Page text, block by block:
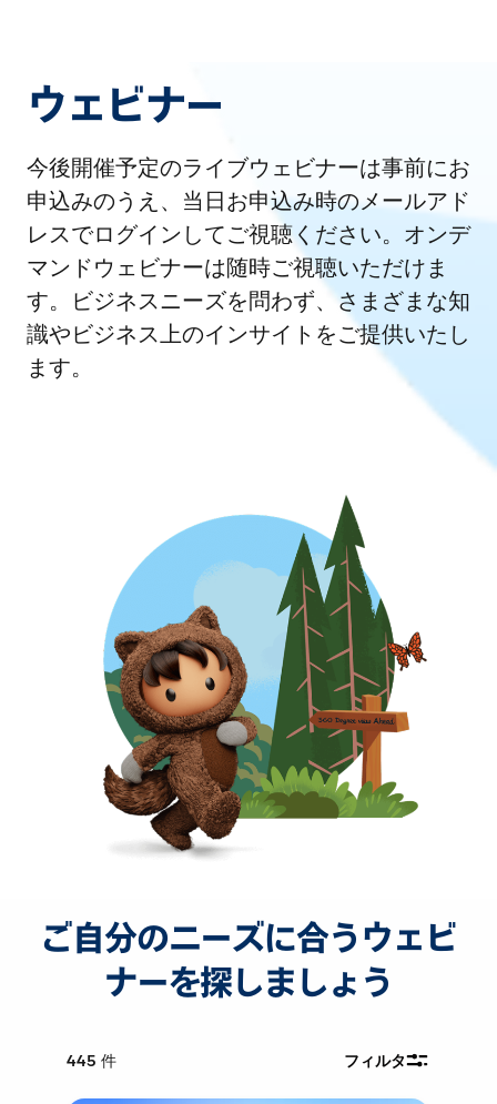
ウェビナー
今後開催予定のライブウェビナーは事前にお
申込みのうえ、当日お申込み時のメールアド
レスでログインしてご視聴ください。オンデ
マンドウェビナーは随時ご視聴いただけま
す。ビジネスニーズを問わず、さまざまな知
識やビジネス上のインサイトをご提供いたし
ます。
ご自分のニーズに合うウェビ
ナーを探しましょう
445 件 フィルタ